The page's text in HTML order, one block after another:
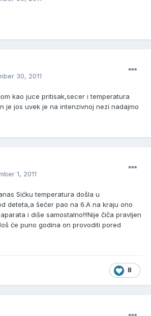
30, 2011
kao juce pritisak,secer i temperatura
je jos uvek je na intenzivnoj nezi nadajmo
1, 2011
Sićku temperatura došla u
deteta,a šećer pao na 6.A na kraju ono
i diše samostalno!!!Nije čiča pravljen
će puno godina on provoditi pored
8